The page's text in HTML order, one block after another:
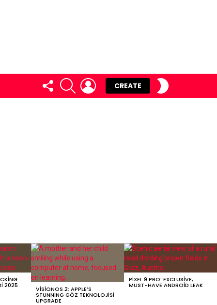
FOLLOW
US
SEARCH LOGIN
CREATE
2025 VISIONOS 2: APPLE’S
STUNNING GÖZ TEKNOLOJISI
UPGRADE
PIXEL 9 PRO: EXCLUSIVE,
MUST-HAVE ANDROID LEAK